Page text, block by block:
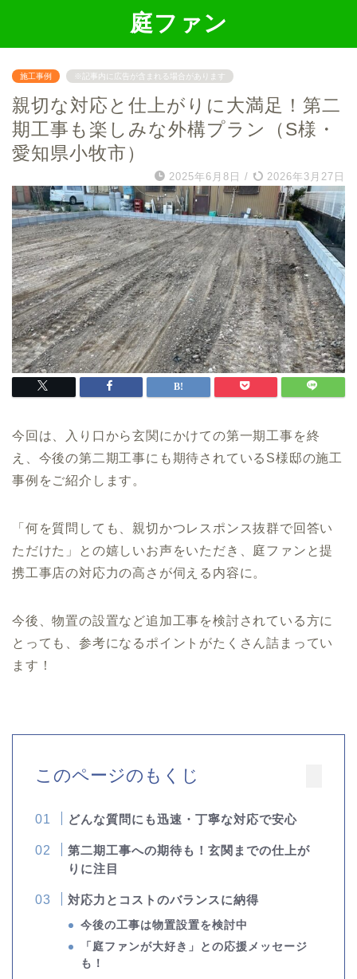
庭ファン
施工事例 ※記事内に広告が含まれる場合があります
親切な対応と仕上がりに大満足！第二
期工事も楽しみな外構プラン（S様・
愛知県小牧市）
2025年6月8日 / 2026年3月27日
今回は、入り口から玄関にかけての第一期工事を終
え、今後の第二期工事にも期待されているS様邸の施工
事例をご紹介します。
「何を質問しても、親切かつレスポンス抜群で回答い
ただけた」との嬉しいお声をいただき、庭ファンと提
携工事店の対応力の高さが伺える内容に。
今後、物置の設置など追加工事を検討されている方に
とっても、参考になるポイントがたくさん詰まってい
ます！
このページのもくじ
どんな質問にも迅速・丁寧な対応で安心
第二期工事への期待も！玄関までの仕上が
りに注目
対応力とコストのバランスに納得
今後の工事は物置設置を検討中
「庭ファンが大好き」との応援メッセージ
も！